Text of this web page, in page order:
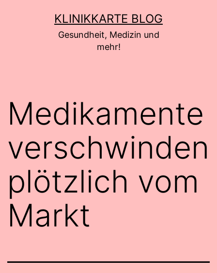
KLINIKKARTE BLOG
Gesundheit, Medizin und
mehr!
Medikamente
verschwinden
plötzlich vom
Markt